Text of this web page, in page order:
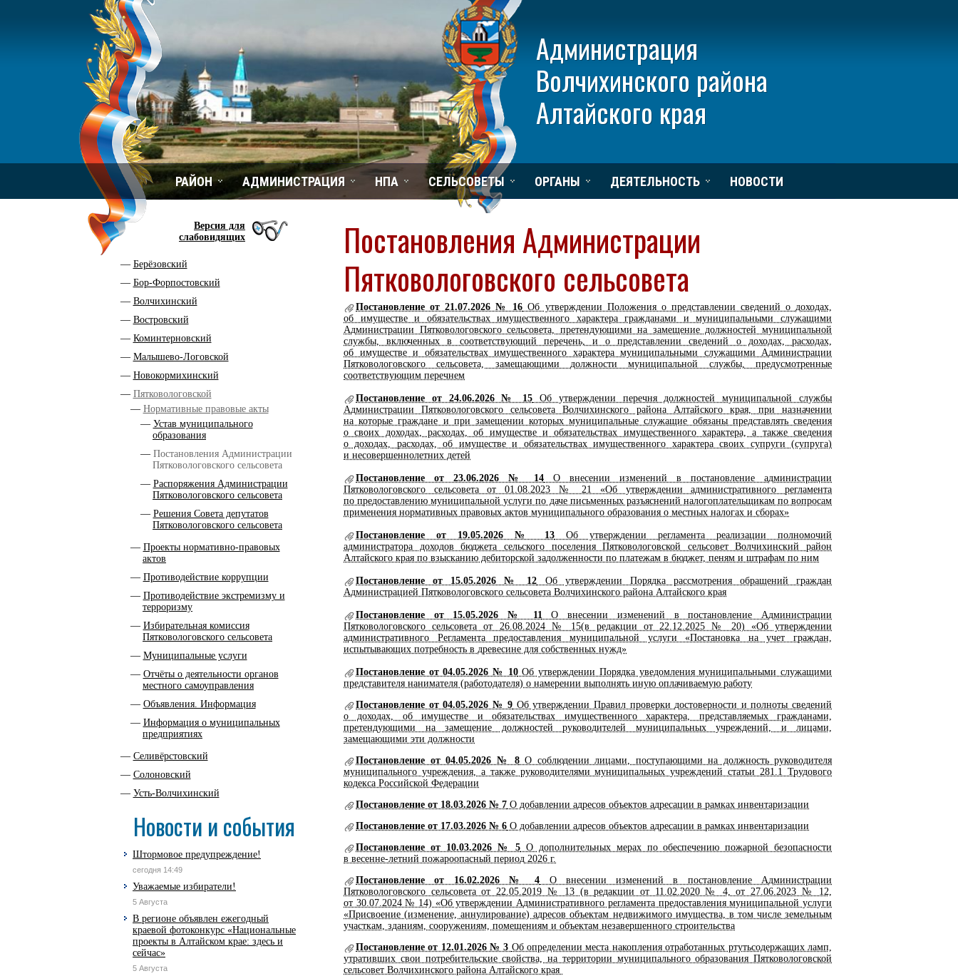
Администрация
Волчихинского района
Алтайского края
РАЙОН АДМИНИСТРАЦИЯ НПА СЕЛЬСОВЕТЫ ОРГАНЫ ДЕЯТЕЛЬНОСТЬ НОВОСТИ
Версия для
слабовидящих
Берёзовский
Бор-Форпостовский
Волчихинский
Востровский
Коминтерновский
Малышево-Логовской
Новокормихинский
Пятковологовской
Нормативные правовые акты
Устав муниципального
образования
Постановления Администрации
Пятковологовского сельсовета
Распоряжения Администрации
Пятковологовского сельсовета
Решения Совета депутатов
Пятковологовского сельсовета
Проекты нормативно-правовых
актов
Противодействие коррупции
Противодействие экстремизму и
терроризму
Избирательная комиссия
Пятковологовского сельсовета
Муниципальные услуги
Отчёты о деятельности органов
местного самоуправления
Объявления. Информация
Информация о муниципальных
предприятиях
Селивёрстовский
Солоновский
Усть-Волчихинский
Новости и события
Штормовое предупреждение!
сегодня 14:49
Уважаемые избиратели!
5 Августа
В регионе объявлен ежегодный
краевой фотоконкурс «Национальные
проекты в Алтайском крае: здесь и
сейчас»
5 Августа
Постановления Администрации
Пятковологовского сельсовета
Постановление от 21.07.2026 № 16 Об утверждении Положения о представлении сведений о доходах,
об имуществе и обязательствах имущественного характера гражданами и муниципальными служащими
Администрации Пятковологовского сельсовета, претендующими на замещение должностей муниципальной
службы, включенных в соответствующий перечень, и о представлении сведений о доходах, расходах,
об имуществе и обязательствах имущественного характера муниципальными служащими Администрации
Пятковологовского сельсовета, замещающими должности муниципальной службы, предусмотренные
соответствующим перечнем
Постановление от 24.06.2026 № 15 Об утверждении перечня должностей муниципальной службы
Администрации Пятковологовского сельсовета Волчихинского района Алтайского края, при назначении
на которые граждане и при замещении которых муниципальные служащие обязаны представлять сведения
о своих доходах, расходах, об имуществе и обязательствах имущественного характера, а также сведения
о доходах, расходах, об имуществе и обязательствах имущественного характера своих супруги (супруга)
и несовершеннолетних детей
Постановление от 23.06.2026 № 14 О внесении изменений в постановление администрации
Пятковологовского сельсовета от 01.08.2023 № 21 «Об утверждении административного регламента
по предоставлению муниципальной услуги по даче письменных разъяснений налогоплательщикам по вопросам
применения нормативных правовых актов муниципального образования о местных налогах и сборах»
Постановление от 19.05.2026 № 13 Об утверждении регламента реализации полномочий
администратора доходов бюджета сельского поселения Пятковологовской сельсовет Волчихинский район
Алтайского края по взысканию дебиторской задолженности по платежам в бюджет, пеням и штрафам по ним
Постановление от 15.05.2026 № 12 Об утверждении Порядка рассмотрения обращений граждан
Администрацией Пятковологовского сельсовета Волчихинского района Алтайского края
Постановление от 15.05.2026 № 11О внесении изменений в постановление Администрации
Пятковологовского сельсовета от 26.08.2024 № 15(в редакции от 22.12.2025 № 20) «Об утверждении
административного Регламента предоставления муниципальной услуги «Постановка на учет граждан,
испытывающих потребность в древесине для собственных нужд»
Постановление от 04.05.2026 № 10Об утверждении Порядка уведомления муниципальными служащими
представителя нанимателя (работодателя) о намерении выполнять иную оплачиваемую работу
Постановление от 04.05.2026 № 9 Об утверждении Правил проверки достоверности и полноты сведений
о доходах, об имуществе и обязательствах имущественного характера, представляемых гражданами,
претендующими на замещение должностей руководителей муниципальных учреждений, и лицами,
замещающими эти должности
Постановление от 04.05.2026 № 8О соблюдении лицами, поступающими на должность руководителя
муниципального учреждения, а также руководителями муниципальных учреждений статьи 281.1 Трудового
кодекса Российской Федерации
Постановление от 18.03.2026 № 7 О добавлении адресов объектов адресации в рамках инвентаризации
Постановление от 17.03.2026 № 6 О добавлении адресов объектов адресации в рамках инвентаризации
Постановление от 10.03.2026 № 5 О дополнительных мерах по обеспечению пожарной безопасности
в весенне-летний пожароопасный период 2026 г.
Постановление от 16.02.2026 № 4 О внесении изменений в постановление Администрации
Пятковологовского сельсовета от 22.05.2019 № 13 (в редакции от 11.02.2020 № 4, от 27.06.2023 № 12,
от 30.07.2024 № 14) «Об утверждении Административного регламента предоставления муниципальной услуги
«Присвоение (изменение, аннулирование) адресов объектам недвижимого имущества, в том числе земельным
участкам, зданиям, сооружениям, помещениям и объектам незавершенного строительства
Постановление от 12.01.2026 № 3 Об определении места накопления отработанных ртутьсодержащих ламп,
утративших свои потребительские свойства, на территории муниципального образования Пятковологовской
сельсовет Волчихинского района Алтайского края